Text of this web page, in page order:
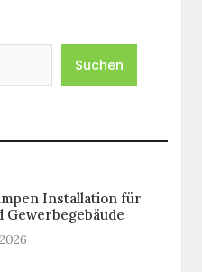
Suchen
Installation für
Gewerbegebäude